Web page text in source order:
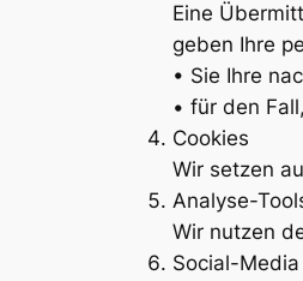
Eine
geben Ihre
• Sie Ihre
• für den
Cookies
Wir setzen
Analyse-
Wir nutzen
Social-